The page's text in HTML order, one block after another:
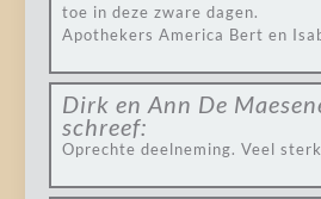
toe in deze zware dagen.
Apothekers America Bert en
Dirk en Ann De
schreef:
Oprechte deelneming. Veel